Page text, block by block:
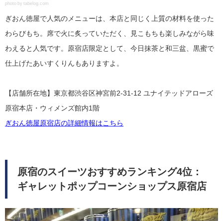
photo by tabelog.com
ぎおん徳屋で人気のメニューは、本店と同じく上質の材料を使った
わらびもち。席で火に炙っていただく、見こもちも楽しみながら味
わえると人気です。原宿店限定として、今日抹茶と和三盆、黒蜜で
仕上げたあいすくりんもありますよ。
【店舗所在地】東京都渋谷区神宮前2-31-12 ユナイテッドアローズ
原宿本店・ウィメンズ館内1階
ぎおん徳屋原宿店の詳細情報はこちら
原宿のスイーツおすすめランキング4位：
ギャレットポップコーンショップス原宿店